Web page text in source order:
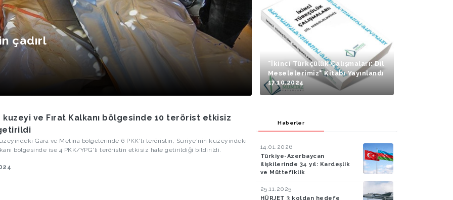
çadırl
"İkinci Türkçülük Çalışmaları: Dil
Meselelerimiz" Kitabı Yayınlandı
17.10.2024
kuzeyi ve Fırat Kalkanı bölgesinde 10 terörist etkisiz
Gara ve Metina bölgelerinde 6 PKK'lı teröristin, Suriye'nin kuzeyindeki
bölgesinde ise 4 PKK/YPG'li teröristin etkisiz hale getirildiği bildirildi.
Haberler
14.01.2026
Türkiye-Azerbaycan
ilişkilerinde 34 yıl: Kardeşlik
ve Müttefiklik
25.11.2025
HÜRJET 3 koldan hedefe